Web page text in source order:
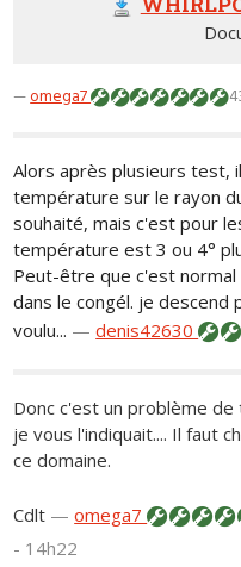
—omega7
Alors après plusieurs test,
température sur le rayon
souhaité, mais c'est pour
température est 3 ou 4°
Peut-être que c'est
dans le congél. je descend
voulu... —denis42630
Donc c'est un problème
je vous l'indiquait.... Il faut
ce domaine.
Cdlt —omega7
- 14h22